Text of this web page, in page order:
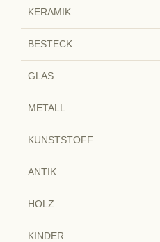
KERAMIK
BESTECK
GLAS
METALL
KUNSTSTOFF
ANTIK
HOLZ
KINDER